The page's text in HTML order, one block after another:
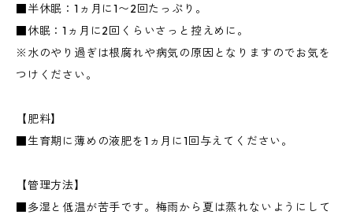
■半休眠：1ヵ月に1〜2回たっぷり。
■休眠：1ヵ月に2回くらいさっと控えめに。
※水のやり過ぎは根腐れや病気の原因となりますのでお気を
つけください。
【肥料】
■生育期に薄めの液肥を1ヵ月に1回与えてください。
【管理方法】
■多湿と低温が苦手です。梅雨から夏は蒸れないようにして